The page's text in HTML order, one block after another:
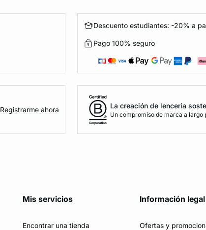
Descuento estudiantes: -20% a
Pago 100% seguro
Registrarme ahora La creación de lencería
Un compromiso de marca a largo
Mis servicios
Encontrar una tienda
Información legal
Ofertas y